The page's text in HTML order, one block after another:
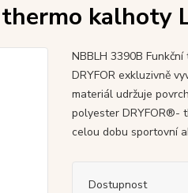
kalhoty
NBBLH 3390B
DRYFOR exkluzivně
materiál udržuje
polyester DRYFOR®-
celou dobu sportovní
Dostupnost